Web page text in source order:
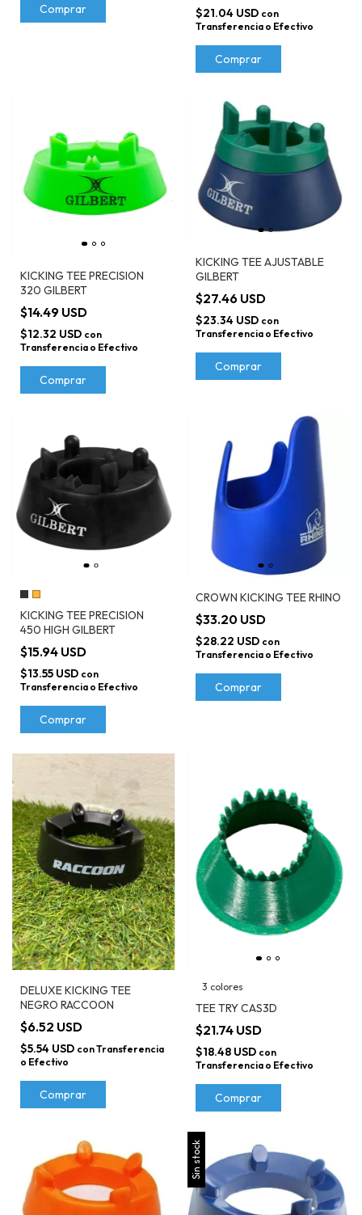
Comprar $21.04 USD con
Transferencia o Efectivo
Comprar
KICKING TEE PRECISION
320 GILBERT
$14.49 USD
$12.32 USD con
Transferencia o Efectivo
Comprar
KICKING TEE AJUSTABLE
GILBERT
$27.46 USD
$23.34 USD con
Transferencia o Efectivo
Comprar
KICKING TEE PRECISION
450 HIGH GILBERT
$15.94 USD
$13.55 USD con
Transferencia o Efectivo
Comprar
CROWN KICKING TEE RHINO
$33.20 USD
$28.22 USD con
Transferencia o Efectivo
Comprar
DELUXE KICKING TEE
NEGRO RACCOON
$6.52 USD
$5.54 USD conTransferencia
o Efectivo
Comprar
3 colores
TEE TRY CAS3D
$21.74 USD
$18.48 USD con
Transferencia o Efectivo
Comprar
Sin stock